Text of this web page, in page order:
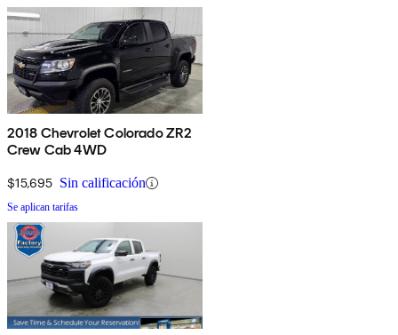
2018 Chevrolet Colorado ZR2
Crew Cab 4WD
$15,695 Sin calificación
Se aplican tarifas